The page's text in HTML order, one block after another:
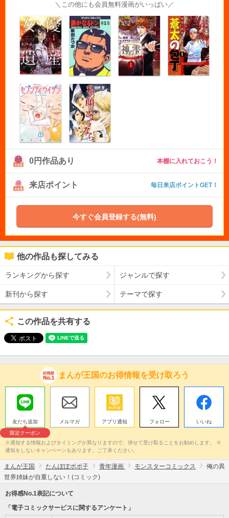
＼この他にも会員無料漫画がいっぱい／
0円作品あり 本棚に入れておこう！
来店ポイント 毎日来店ポイントGET！
今すぐ会員登録する(無料)
他の作品も探してみる
ランキングから探す ジャンルで探す
新刊から探す テーマで探す
この作品を共有する
まんが王国のお得情報を受け取ろう
友だち追加
限定クーポン
メルマガ アプリ通知 フォロー いいね
※通知する情報およびタイミングが異なりますので、併せて受け取ることをお勧めします。 ※
通知をしないキャンペーンもあります。ご了承ください。
まんが王国 たんぽぽポポ子 青年漫画 モンスターコミックス
俺の異
世界姉妹が自重しない！(コミック)
お得感No.1表記について
「電子コミックサービスに関するアンケート」